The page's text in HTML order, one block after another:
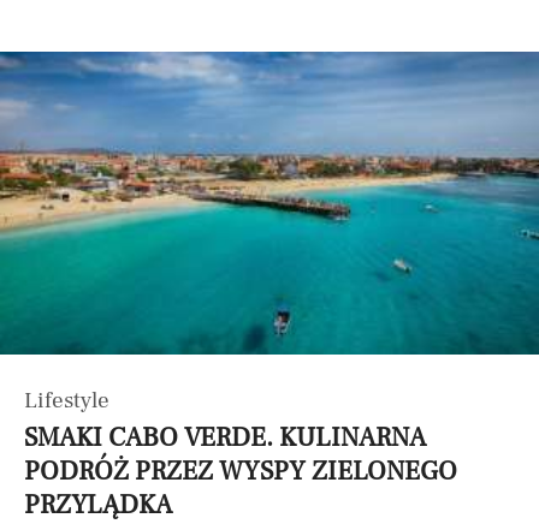
Lifestyle
SMAKI CABO VERDE. KULINARNA
PODRÓŻ PRZEZ WYSPY ZIELONEGO
PRZYLĄDKA